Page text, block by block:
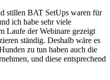
stillen BAT SetUps waren für
ich habe sehr viele
Laufe der Webinare gezeigt
ständig. Deshalb wäre es
zu tun haben auch die
und diese entsprechend